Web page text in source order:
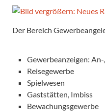
Der Bereich
Gewerbeanzeigen:
Reisegewerbe
Spielwesen
Gaststätten, Imbiss
Bewachungsgewerbe